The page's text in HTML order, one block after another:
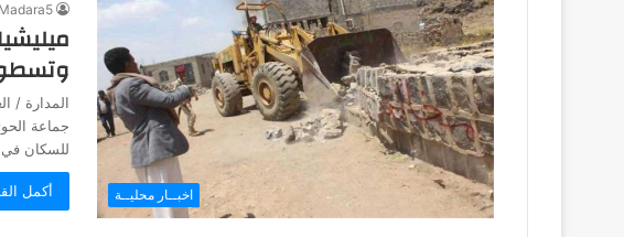
اخبــار محليــة
Madara5
المدارة /
للسكان
أكمل